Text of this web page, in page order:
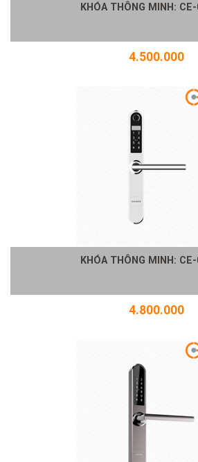
KHÓA THÔNG MINH:
4.500.000
KHÓA THÔNG MINH:
4.800.000